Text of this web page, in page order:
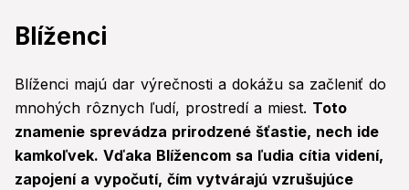
Blíženci
Blíženci majú dar výrečnosti a dokážu sa začleniť do
mnohých rôznych ľudí, prostredí a miest. Toto
znamenie sprevádza prirodzené šťastie, nech ide
kamkoľvek. Vďaka Blížencom sa ľudia cítia videní,
zapojení a vypočutí, čím vytvárajú vzrušujúce